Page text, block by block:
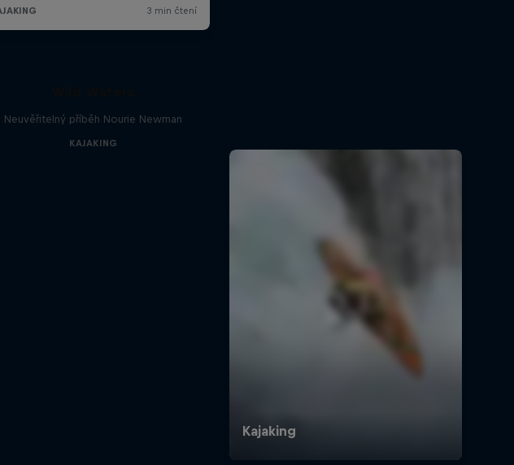
Neuvěřitelný příběh Nourie Newman
KAJAKING